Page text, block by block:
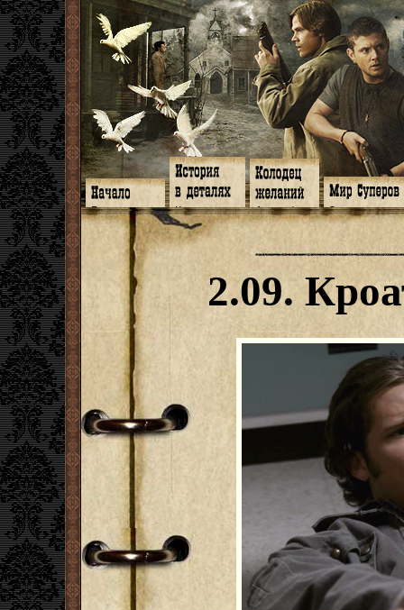
Главная
Программа
Форум
Facebook
Гостевая
Книги
Галереи
Музыка
Видео
Субтитры
Заметки
Мысли
Откровение
Арт-кафе
Игромания
Фанфики
Обои
Фанарт
Анекдоты
Передоз
Страшилки
Знакомство
Обитатели
Семейное
Дневник
Арсенал
СИЗО
Суперы от и
Дневник Джо
2.09.